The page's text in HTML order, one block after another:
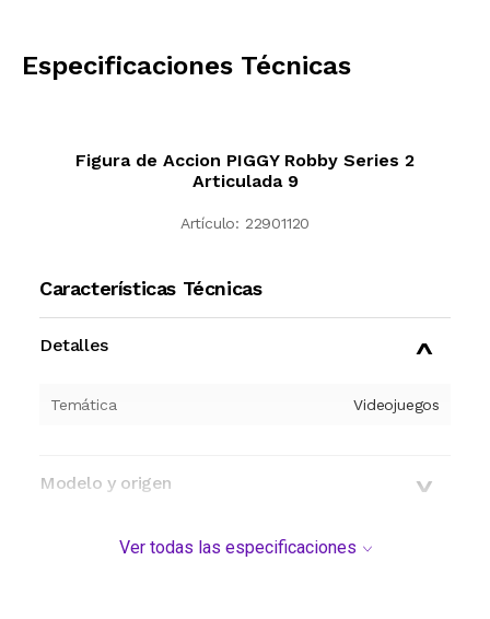
Especificaciones Técnicas
Figura de Accion PIGGY Robby Series 2
Articulada 9
Artículo: 22901120
Características Técnicas
Detalles
Temática Videojuegos
Modelo y origen
Ver todas las especificaciones